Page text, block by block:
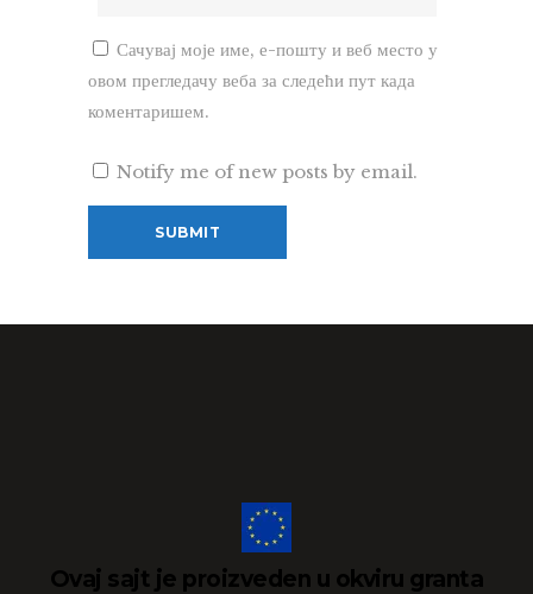
Сачувај моје име, е-пошту и веб место у
овом прегледачу веба за следећи пут када
коментаришем.
Notify me of new posts by email.
Ovaj sajt je proizveden u okviru granta